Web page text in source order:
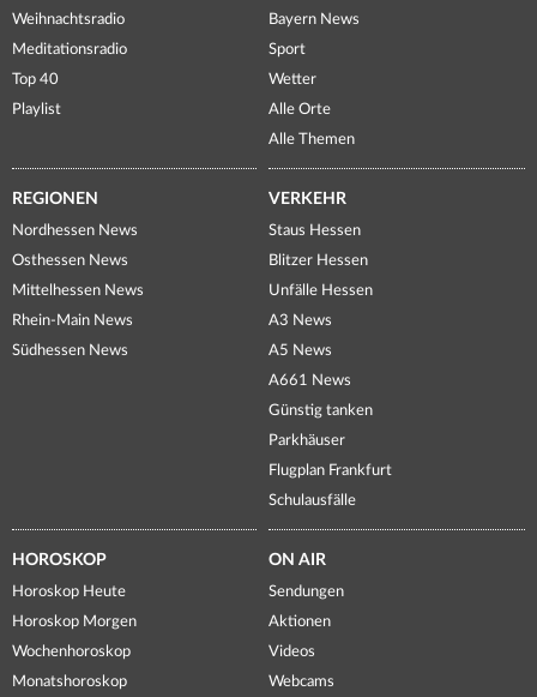
Weihnachtsradio
Meditationsradio
Top 40
Playlist
Bayern News
Sport
Wetter
Alle Orte
Alle Themen
REGIONEN
Nordhessen News
Osthessen News
Mittelhessen News
Rhein-Main News
Südhessen News
VERKEHR
Staus Hessen
Blitzer Hessen
Unfälle Hessen
A3 News
A5 News
A661 News
Günstig tanken
Parkhäuser
Flugplan Frankfurt
Schulausfälle
HOROSKOP
Horoskop Heute
Horoskop Morgen
Wochenhoroskop
Monatshoroskop
ON AIR
Sendungen
Aktionen
Videos
Webcams